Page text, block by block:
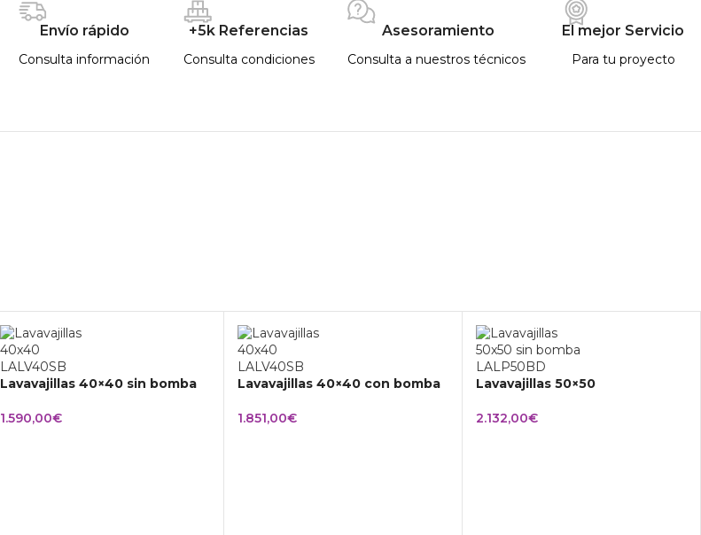
Envío rápido
Consulta información
+5k Referencias
Consulta condiciones
Asesoramiento
Consulta a nuestros técnicos
El mejor Servicio
Para tu proyecto
Lavavajillas 40×40 sin bomba
1.590,00€
Lavavajillas 40×40 con bomba
1.851,00€
Lavavajillas 50×50
2.132,00€